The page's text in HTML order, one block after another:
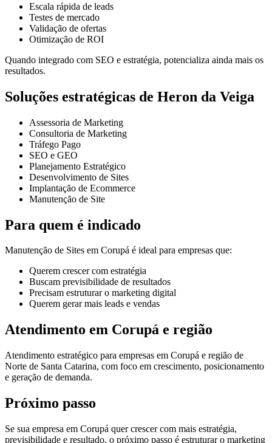
Escala rápida de leads
Testes de mercado
Validação de ofertas
Otimização de ROI
Quando integrado com SEO e estratégia, potencializa ainda mais os
resultados.
Soluções estratégicas de Heron da Veiga
Assessoria de Marketing
Consultoria de Marketing
Tráfego Pago
SEO e GEO
Planejamento Estratégico
Desenvolvimento de Sites
Implantação de Ecommerce
Manutenção de Site
Para quem é indicado
Manutenção de Sites em Corupá é ideal para empresas que:
Querem crescer com estratégia
Buscam previsibilidade de resultados
Precisam estruturar o marketing digital
Querem gerar mais leads e vendas
Atendimento em Corupá e região
Atendimento estratégico para empresas em Corupá e região de
Norte de Santa Catarina, com foco em crescimento, posicionamento
e geração de demanda.
Próximo passo
Se sua empresa em Corupá quer crescer com mais estratégia,
previsibilidade e resultado, o próximo passo é estruturar o marketing